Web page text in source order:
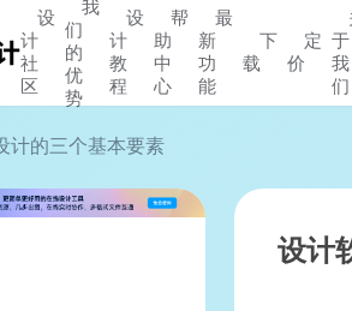
设
计
社
区
我
们
的
优
势
设
计
教
程
帮
助
中
心
最
新
功
能
下
载
定
价
于
我
们
计的三个基本要素
设计